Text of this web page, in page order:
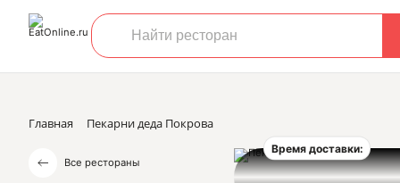
Главная Пекарни деда Покрова
Все рестораны
Время доставки: